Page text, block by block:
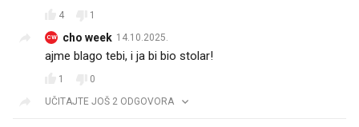
4 1
CW cho week 14.10.2025.
ajme blago tebi, i ja bi bio stolar!
1
0
UČITAJTE JOŠ 2 ODGOVORA